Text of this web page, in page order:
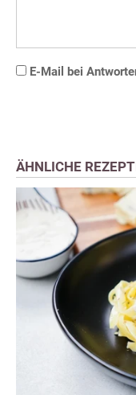
E-Mail bei
ÄHNLICHE